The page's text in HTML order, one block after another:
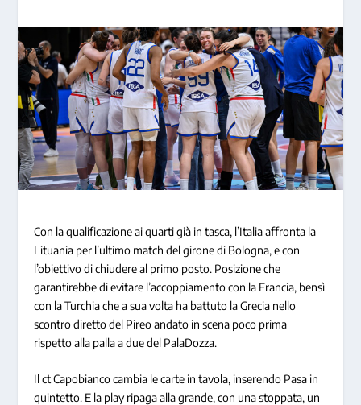
Con la qualificazione ai quarti già in tasca, l’Italia affronta la
Lituania per l’ultimo match del girone di Bologna, e con
l’obiettivo di chiudere al primo posto. Posizione che
garantirebbe di evitare l’accoppiamento con la Francia, bensì
con la Turchia che a sua volta ha battuto la Grecia nello
scontro diretto del Pireo andato in scena poco prima
rispetto alla palla a due del PalaDozza.
Il ct Capobianco cambia le carte in tavola, inserendo Pasa in
quintetto. E la play ripaga alla grande, con una stoppata, un